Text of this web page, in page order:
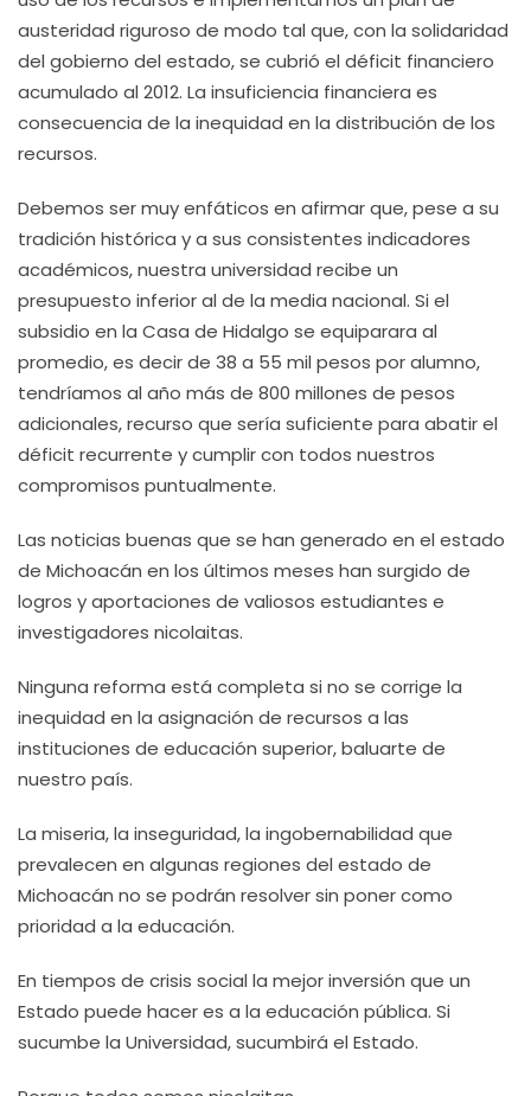
austeridad riguroso de modo tal que, con la solidaridad
del gobierno del estado, se cubrió el déficit financiero
acumulado al 2012. La insuficiencia financiera es
consecuencia de la inequidad en la distribución de los
recursos.
Debemos ser muy enfáticos en afirmar que, pese a su
tradición histórica y a sus consistentes indicadores
académicos, nuestra universidad recibe un
presupuesto inferior al de la media nacional. Si el
subsidio en la Casa de Hidalgo se equiparara al
promedio, es decir de 38 a 55 mil pesos por alumno,
tendríamos al año más de 800 millones de pesos
adicionales, recurso que sería suficiente para abatir el
déficit recurrente y cumplir con todos nuestros
compromisos puntualmente.
Las noticias buenas que se han generado en el estado
de Michoacán en los últimos meses han surgido de
logros y aportaciones de valiosos estudiantes e
investigadores nicolaitas.
Ninguna reforma está completa si no se corrige la
inequidad en la asignación de recursos a las
instituciones de educación superior, baluarte de
nuestro país.
La miseria, la inseguridad, la ingobernabilidad que
prevalecen en algunas regiones del estado de
Michoacán no se podrán resolver sin poner como
prioridad a la educación.
En tiempos de crisis social la mejor inversión que un
Estado puede hacer es a la educación pública. Si
sucumbe la Universidad, sucumbirá el Estado.